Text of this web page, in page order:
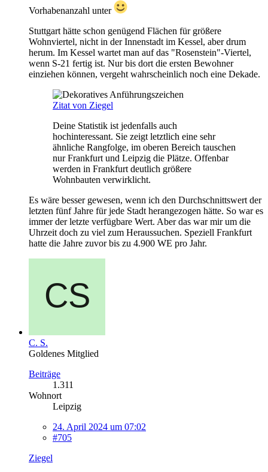
Vorhabenanzahl unter
Stuttgart hätte schon genügend Flächen für größere
Wohnviertel, nicht in der Innenstadt im Kessel, aber drum
herum. Im Kessel wartet man auf das "Rosenstein"-Viertel,
wenn S-21 fertig ist. Nur bis dort die ersten Bewohner
einziehen können, vergeht wahrscheinlich noch eine Dekade.
Zitat von Ziegel
Deine Statistik ist jedenfalls auch
hochinteressant. Sie zeigt letztlich eine sehr
ähnliche Rangfolge, im oberen Bereich tauschen
nur Frankfurt und Leipzig die Plätze. Offenbar
werden in Frankfurt deutlich größere
Wohnbauten verwirklicht.
Es wäre besser gewesen, wenn ich den Durchschnittswert der
letzten fünf Jahre für jede Stadt herangezogen hätte. So war es
immer der letzte verfügbare Wert. Aber das war mir um die
Uhrzeit doch zu viel zum Heraussuchen. Speziell Frankfurt
hatte die Jahre zuvor bis zu 4.900 WE pro Jahr.
C. S.
Goldenes Mitglied
Beiträge
1.311
Wohnort
Leipzig
24. April 2024 um 07:02
#705
Ziegel